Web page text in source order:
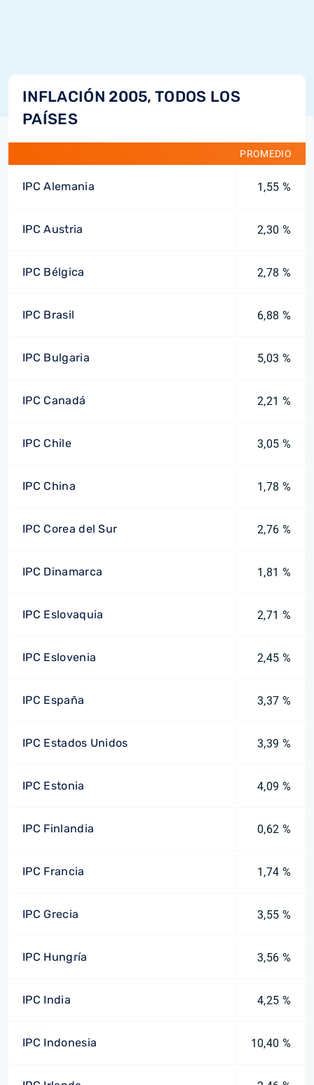
INFLACIÓN 2005, TODOS LOS
PAÍSES
PROMEDIO
IPC Alemania 1,55 %
IPC Austria 2,30 %
IPC Bélgica 2,78 %
IPC Brasil 6,88 %
IPC Bulgaria 5,03 %
IPC Canadá 2,21 %
IPC Chile 3,05 %
IPC China 1,78 %
IPC Corea del Sur 2,76 %
IPC Dinamarca 1,81 %
IPC Eslovaquia 2,71 %
IPC Eslovenia 2,45 %
IPC España 3,37 %
IPC Estados Unidos 3,39 %
IPC Estonia 4,09 %
IPC Finlandia 0,62 %
IPC Francia 1,74 %
IPC Grecia 3,55 %
IPC Hungría 3,56 %
IPC India 4,25 %
IPC Indonesia 10,40 %